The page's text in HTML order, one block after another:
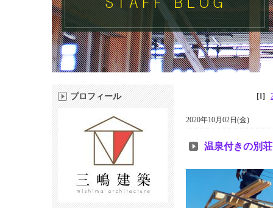
[1]
2020年10月02日(金)
温泉付きの別
プロフィール